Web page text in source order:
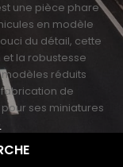
une pièce phare
en modèle
du détail, cette
la robustesse
réduits
de
ses miniatures